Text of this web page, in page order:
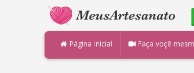
Página Inicial Faça voçê